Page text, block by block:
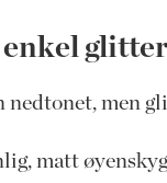
enkel
nedtonet, men
matt